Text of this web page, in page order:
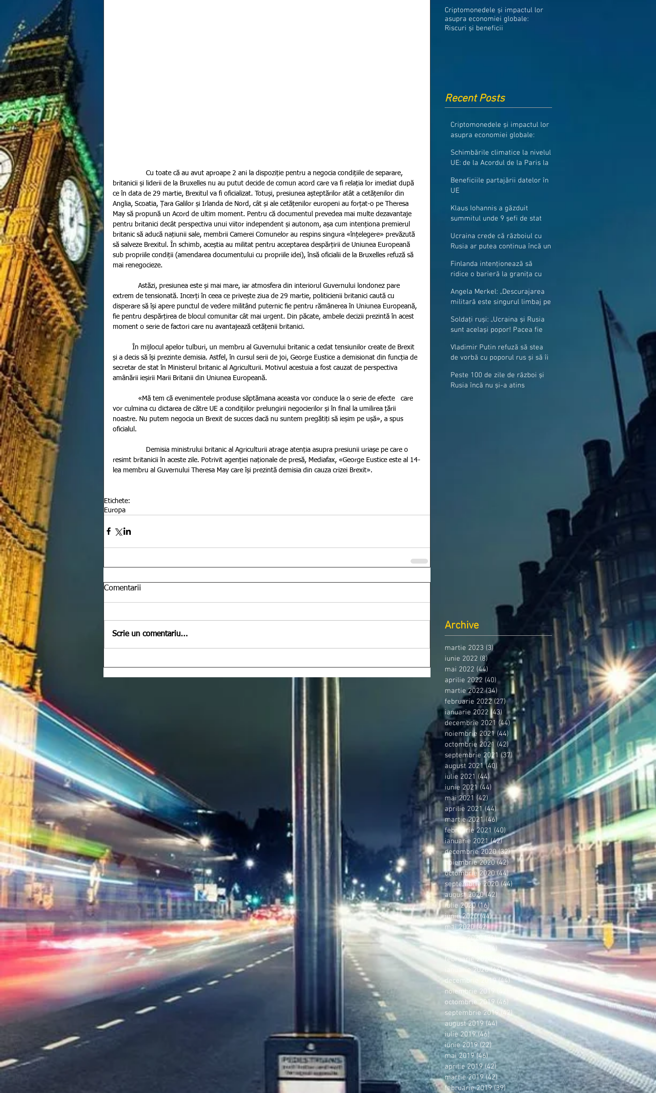
britanicii și liderii de la Bruxelles nu au putut decide de comun acord care va fi relația lor imediat după
ce în data de 29 martie, Brexitul va fi oficializat. Totuși, presiunea așteptărilor atât a cetățenilor din
Anglia, Scoatia, Țara Galilor și Irlanda de Nord, cât și ale cetățenilor europeni au forțat-o pe Theresa
May să propună un Acord de ultim moment. Pentru că documentul prevedea mai multe dezavantaje
pentru britanici decât perspectiva unui viitor independent și autonom, așa cum intenționa premierul
britanic să aducă națiunii sale, membrii Camerei Comunelor au respins singura «înțelegere» prevăzută
să salveze Brexitul. În schimb, aceștia au militat pentru acceptarea despărțirii de Uniunea Europeană
sub propriile condiții (amendarea documentului cu propriile idei), însă oficialii de la Bruxelles refuză să
mai renegocieze.
extrem de tensionată. Incerți în ceea ce privește ziua de 29 martie, politicienii britanici caută cu
disperare să își apere punctul de vedere militând puternic fie pentru rămânerea în Uniunea Europeană,
fie pentru despărțirea de blocul comunitar cât mai urgent. Din păcate, ambele decizii prezintă în acest
moment o serie de factori care nu avantajează cetățenii britanici.
și a decis să își prezinte demisia. Astfel, în cursul serii de joi, George Eustice a demisionat din funcția de
secretar de stat în Ministerul britanic al Agriculturii. Motivul acestuia a fost cauzat de perspectiva
amânării ieșirii Marii Britanii din Uniunea Europeană.
vor culmina cu dictarea de către UE a condițiilor prelungirii negocierilor și în final la umilirea țării
noastre. Nu putem negocia un Brexit de succes dacă nu suntem pregătiți să ieșim pe ușă», a spus
oficialul.
resimt britanicii în aceste zile. Potrivit agenției naționale de presă, Mediafax, «George Eustice este al 14-
lea membru al Guvernului Theresa May care își prezintă demisia din cauza crizei Brexit».
Etichete:
Europa
Comentarii
Scrie un comentariu...
Criptomonedele și impactul lor
asupra economiei globale:
Riscuri și beneficii
Recent Posts
Criptomonedele și impactul lor
asupra economiei globale:
Schimbările climatice la nivelul
UE: de la Acordul de la Paris la
Beneficiile partajării datelor în
UE
Klaus Iohannis a găzduit
summitul unde 9 șefi de stat
granițe
Ucraina crede că războiul cu
Rusia ar putea continua încă un
Finlanda intenționează să
ridice o barieră la granița cu
Angela Merkel: „Descurajarea
militară este singurul limbaj pe
Soldați ruși: „Ucraina și Rusia
sunt același popor! Pacea fie
Vladimir Putin refuză să stea
de vorbă cu poporul rus și să îi
Peste 100 de zile de război și
Rusia încă nu și-a atins
Archive
martie 2023 (3)3 postări
iunie 2022 (8)8 postări
mai 2022 (44) 44 postări
aprilie 2022 (40)40 postări
martie 2022 (34) 34 postări
februarie 2022 (27)27 postări
ianuarie 2022 (43) 43 postări
decembrie 2021 (44)44 postări
noiembrie 2021 (44) 44 postări
octombrie 2021 (42)42 postări
septembrie 2021 (37)37 postări
august 2021 (40)40 postări
iulie 2021 (44)44 postări
iunie 2021 (44) 44 postări
mai 2021 (42) 42 postări
aprilie 2021 (44)44 postări
martie 2021 (46)46 postări
februarie 2021 (40)40 postări
ianuarie 2021 (42)42 postări
decembrie 2020 (32)32 postări
noiembrie 2020 (42) 42 postări
octombrie 2020 (44)44 postări
septembrie 2020 (44)44 postări
august 2020 (42)42 postări
iulie 2020 (16)16 postări
iunie 2020 (44)44 postări
mai 2020 (42)42 postări
aprilie 2020 (36)36 postări
martie 2020
(44) 44 postări
februarie 2020
38 postări
ianuarie 2020 (46)46 postări
decembrie 2019 (44)44 postări
noiembrie 2019
42 postări
octombrie 2019 (46) 46 postări
septembrie 2019 (42)42 postări
august 2019 (44) 44 postări
iulie 2019 (46) 46 postări
iunie 2019 (22) 22 postări
mai 2019 (46)46 postări
aprilie 2019 (42)42 postări
martie 2019 (42)42 postări
februarie 2019 (39)39 postări